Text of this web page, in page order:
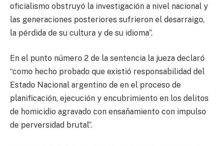
oficialismo obstruyó la investigación a nivel nacional y
las generaciones posteriores sufrieron el desarraigo,
la pérdida de su cultura y de su idioma”.
En el punto número 2 de la sentencia la jueza declaró
“como hecho probado que existió responsabilidad del
Estado Nacional argentino de en el proceso de
planificación, ejecución y encubrimiento en los delitos
de homicidio agravado con ensañamiento con impulso
de perversidad brutal”.